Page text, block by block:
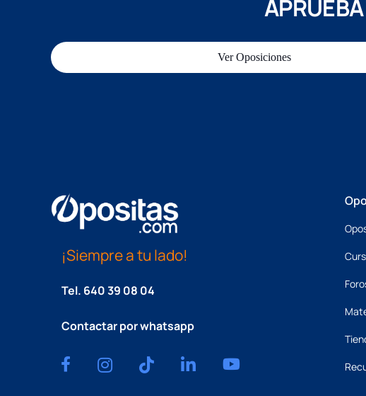
Ver Oposiciones
¡Siempre a tu lado!
Tel. 640 39 08 04
Contactar por whatsapp